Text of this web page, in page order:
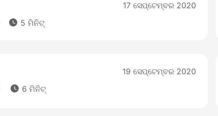
 5 ମିନିଟ୍
17 ସେପ୍ଟେମ୍ବର 2020
 6 ମିନିଟ୍
19 ସେପ୍ଟେମ୍ବର 2020